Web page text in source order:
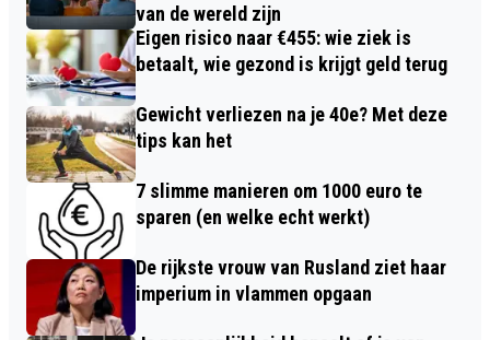
van de wereld zijn
Eigen risico naar €455: wie ziek is
betaalt, wie gezond is krijgt geld terug
Gewicht verliezen na je 40e? Met deze
tips kan het
7 slimme manieren om 1000 euro te
sparen (en welke echt werkt)
De rijkste vrouw van Rusland ziet haar
imperium in vlammen opgaan